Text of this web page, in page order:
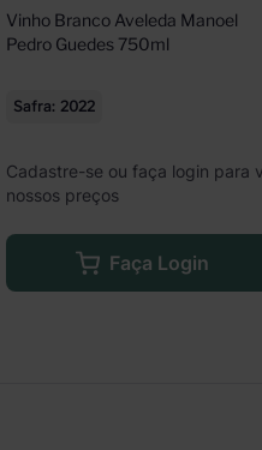
Vinho Branco Aveleda Manoel
Pedro Guedes 750ml
Safra 2022
Cadastre-se ou faça login para
nossos preços
Faça Login